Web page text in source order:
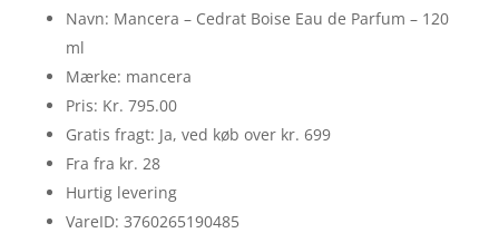
Navn: Mancera – Cedrat Boise Eau de Parfum – 120
ml
Mærke: mancera
Pris: Kr. 795.00
Gratis fragt: Ja, ved køb over kr. 699
Fra fra kr. 28
Hurtig levering
VareID: 3760265190485